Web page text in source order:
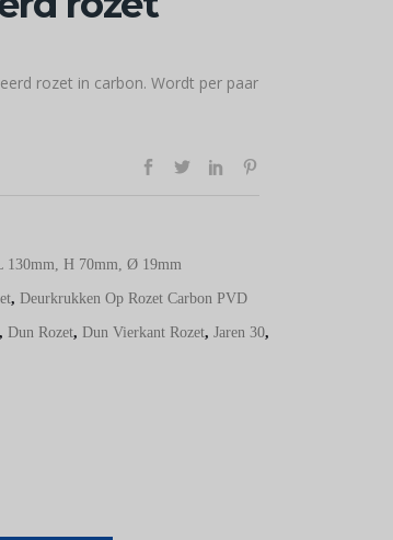
rozet in carbon. Wordt per paar
130mm, H 70mm, Ø 19mm
, Deurkrukken Op Rozet Carbon PVD
Dun Rozet, Dun Vierkant Rozet, Jaren 30,